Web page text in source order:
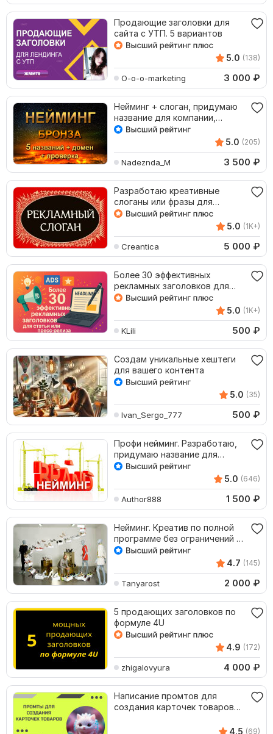
Продающие заголовки для
сайта с УТП. 5 вариантов
5.0 (138)
O-o-o-marketing 3 000 ₽
Нейминг + слоган, придумаю
название для компании,
бренд, услуга
5.0 (205)
Nadeznda_M 3 500 ₽
Разработаю креативные
слоганы или фразы для
рекламы, 10 вариантов
5.0 (1K+)
Creantica 5 000 ₽
Более 30 эффективных
рекламных заголовков для
статьи или пресс-релиза
5.0 (1K+)
KLili 500 ₽
Создам уникальные хештеги
для вашего контента
5.0 (35)
Ivan_Sergo_777 500 ₽
Профи нейминг. Разработаю,
придумаю название для
компании, проекта
5.0 (646)
Author888 1 500 ₽
Нейминг. Креатив по полной
программе без ограничений и
тормозов
4.7 (145)
Tanyarost 2 000 ₽
5 продающих заголовков по
формуле 4U
4.9 (172)
zhigalovyura 4 000 ₽
Написание промтов для
создания карточек товаров
4.5 (69)